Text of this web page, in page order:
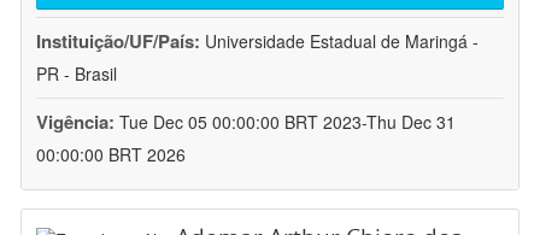
Instituição/UF/País: Universidade Estadual de Maringá -
PR - Brasil
Vigência: Tue Dec 05 00:00:00 BRT 2023-Thu Dec 31
00:00:00 BRT 2026